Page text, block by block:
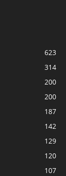
623
314
200
200
187
142
129
120
107